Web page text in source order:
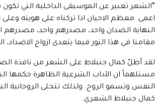
“الشعر تعبير عن الموسيقى الداخلية التي
اعمى. معظم الاحيان اذا تركناه على هويته
النهاية الضدان واحد، مصدرهم واحد، مصدرهم
مقامنا في هذا النور فيما يتعدى ازواج
لقد أطلّ كمال جنبلاط على الشعر من نافذة
مستلهماً ان الآداب الشرعية الظاهرة حكمها
النفس وتسمو الروح. ولذلك تتجلى الروحانية
كمال جنبلاط الشعري.